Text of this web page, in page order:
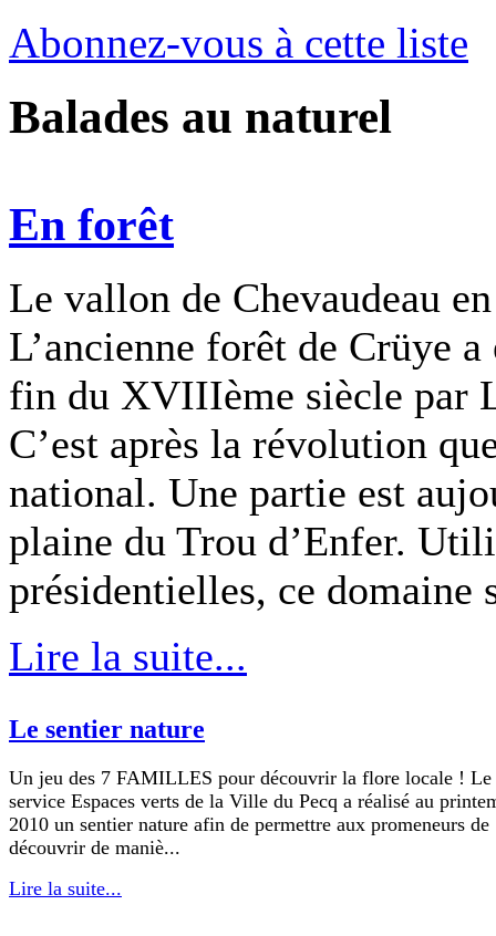
Abonnez-vous à cette liste
Balades au naturel
En forêt
Le vallon de Chevaudeau
L’ancienne forêt de Crüye
fin du XVIIIème siècle par
C’est après la révolution
national. Une partie est
plaine du Trou d’Enfer.
présidentielles, ce domaine
Lire la suite...
Le sentier nature
Un jeu des 7 FAMILLES pour découvrir la flore locale ! Le
service Espaces verts de la Ville du Pecq a réalisé au
2010 un sentier nature afin de permettre aux promeneurs de
découvrir de maniè...
Lire la suite...